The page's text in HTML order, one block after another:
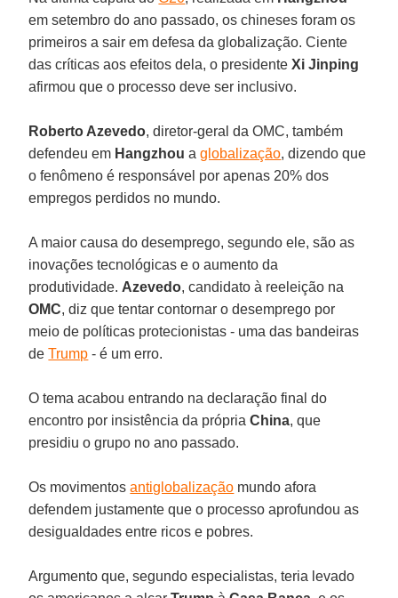
em setembro do ano passado, os chineses foram os
primeiros a sair em defesa da globalização. Ciente
das críticas aos efeitos dela, o presidenteXi Jinping
afirmou que o processo deve ser inclusivo.
Roberto Azevedo, diretor-geral da OMC, também
defendeu em Hangzhou aglobalização, dizendo que
o fenômeno é responsável por apenas 20% dos
empregos perdidos no mundo.
A maior causa do desemprego, segundo ele, são as
inovações tecnológicas e o aumento da
produtividade. Azevedo, candidato à reeleição na
OMC, diz que tentar contornar o desemprego por
meio de políticas protecionistas - uma das bandeiras
deTrump - é um erro.
O tema acabou entrando na declaração final do
encontro por insistência da própriaChina, que
presidiu o grupo no ano passado.
Os movimentosantiglobalização mundo afora
defendem justamente que o processo aprofundou as
desigualdades entre ricos e pobres.
Argumento que, segundo especialistas, teria levado